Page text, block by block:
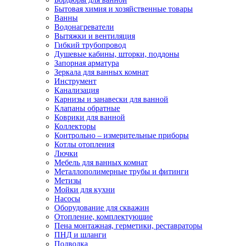
Бытовая химия и хозяйственные товары
Ванны
Водонагреватели
Вытяжки и вентиляция
Гибкий трубопровод
Душевые кабины, шторки, поддоны
Запорная арматура
Зеркала для ванных комнат
Инструмент
Канализация
Карнизы и занавески для ванной
Клапаны обратные
Коврики для ванной
Коллекторы
Контрольно – измерительные приборы
Котлы отопления
Лючки
Мебель для ванных комнат
Металлополимерные трубы и фитинги
Метизы
Мойки для кухни
Насосы
Оборудование для скважин
Отопление, комплектующие
Пена монтажная, герметики, реставраторы
ПНД и шланги
Подводка